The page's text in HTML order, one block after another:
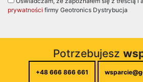
prywatności firmy Geotronics Dystrybucja
Potrzebujesz
+48 666 866 661